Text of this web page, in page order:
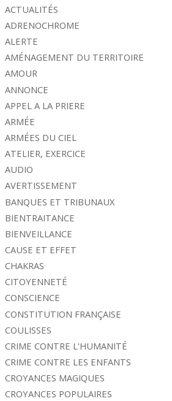
ACTUALITÉS
ADRENOCHROME
ALERTE
AMÉNAGEMENT DU TERRITOIRE
AMOUR
ANNONCE
APPEL A LA PRIERE
ARMÉE
ARMÉES DU CIEL
ATELIER, EXERCICE
AUDIO
AVERTISSEMENT
BANQUES ET TRIBUNAUX
BIENTRAITANCE
BIENVEILLANCE
CAUSE ET EFFET
CHAKRAS
CITOYENNETÉ
CONSCIENCE
CONSTITUTION FRANÇAISE
COULISSES
CRIME CONTRE L'HUMANITÉ
CRIME CONTRE LES ENFANTS
CROYANCES MAGIQUES
CROYANCES POPULAIRES